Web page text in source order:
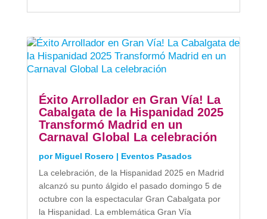
Éxito Arrollador en Gran Vía! La
Cabalgata de la Hispanidad 2025
Transformó Madrid en un
Carnaval Global La celebración
por Miguel Rosero | Eventos Pasados
La celebración, de la Hispanidad 2025 en Madrid
alcanzó su punto álgido el pasado domingo 5 de
octubre con la espectacular Gran Cabalgata por
la Hispanidad. La emblemática Gran Vía